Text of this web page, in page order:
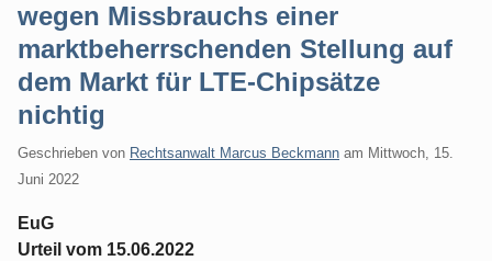
wegen Missbrauchs einer
marktbeherrschenden Stellung auf
dem Markt für LTE-Chipsätze
nichtig
Geschrieben von Rechtsanwalt Marcus Beckmann am Mittwoch, 15.
Juni 2022
EuG
Urteil vom 15.06.2022